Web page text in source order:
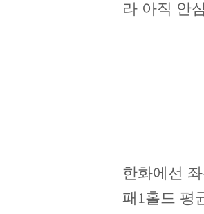
라 아직 안
한화에선
패1홀드 평